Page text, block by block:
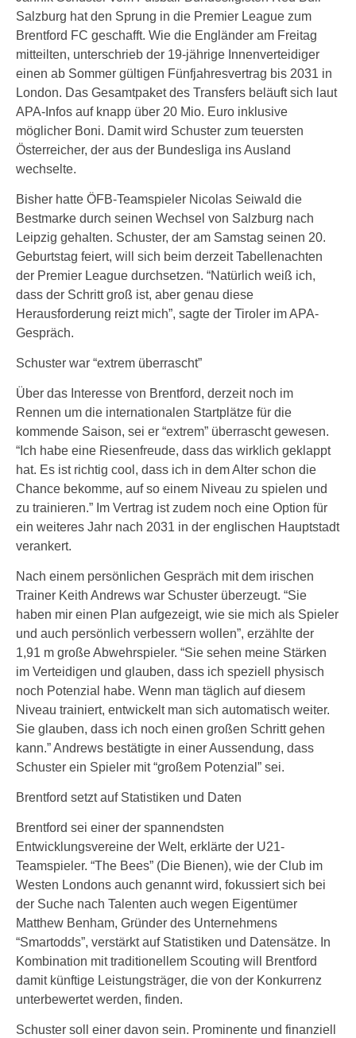
Salzburg hat den Sprung in die Premier League zum
Brentford FC geschafft. Wie die Engländer am Freitag
mitteilten, unterschrieb der 19-jährige Innenverteidiger
einen ab Sommer gültigen Fünfjahresvertrag bis 2031 in
London. Das Gesamtpaket des Transfers beläuft sich laut
APA-Infos auf knapp über 20 Mio. Euro inklusive
möglicher Boni. Damit wird Schuster zum teuersten
Österreicher, der aus der Bundesliga ins Ausland
wechselte.
Bisher hatte ÖFB-Teamspieler Nicolas Seiwald die
Bestmarke durch seinen Wechsel von Salzburg nach
Leipzig gehalten. Schuster, der am Samstag seinen 20.
Geburtstag feiert, will sich beim derzeit Tabellenachten
der Premier League durchsetzen. “Natürlich weiß ich,
dass der Schritt groß ist, aber genau diese
Herausforderung reizt mich”, sagte der Tiroler im APA-
Gespräch.
Schuster war “extrem überrascht”
Über das Interesse von Brentford, derzeit noch im
Rennen um die internationalen Startplätze für die
kommende Saison, sei er “extrem” überrascht gewesen.
“Ich habe eine Riesenfreude, dass das wirklich geklappt
hat. Es ist richtig cool, dass ich in dem Alter schon die
Chance bekomme, auf so einem Niveau zu spielen und
zu trainieren.” Im Vertrag ist zudem noch eine Option für
ein weiteres Jahr nach 2031 in der englischen Hauptstadt
verankert.
Nach einem persönlichen Gespräch mit dem irischen
Trainer Keith Andrews war Schuster überzeugt. “Sie
haben mir einen Plan aufgezeigt, wie sie mich als Spieler
und auch persönlich verbessern wollen”, erzählte der
1,91 m große Abwehrspieler. “Sie sehen meine Stärken
im Verteidigen und glauben, dass ich speziell physisch
noch Potenzial habe. Wenn man täglich auf diesem
Niveau trainiert, entwickelt man sich automatisch weiter.
Sie glauben, dass ich noch einen großen Schritt gehen
kann.” Andrews bestätigte in einer Aussendung, dass
Schuster ein Spieler mit “großem Potenzial” sei.
Brentford setzt auf Statistiken und Daten
Brentford sei einer der spannendsten
Entwicklungsvereine der Welt, erklärte der U21-
Teamspieler. “The Bees” (Die Bienen), wie der Club im
Westen Londons auch genannt wird, fokussiert sich bei
der Suche nach Talenten auch wegen Eigentümer
Matthew Benham, Gründer des Unternehmens
“Smartodds”, verstärkt auf Statistiken und Datensätze. In
Kombination mit traditionellem Scouting will Brentford
damit künftige Leistungsträger, die von der Konkurrenz
unterbewertet werden, finden.
Schuster soll einer davon sein. Prominente und finanziell